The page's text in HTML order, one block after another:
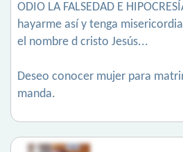
ODIO LA FALSEDAD E
hayarme así y tenga
el nombre d cristo Jesús...
Deseo conocer mujer para
manda.